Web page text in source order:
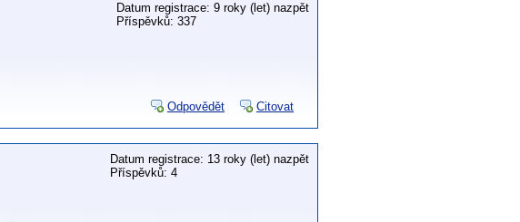
Datum registrace: 9 roky (let) nazpět
Příspěvků: 337
Odpovědět Citovat
Datum registrace: 13 roky (let) nazpět
Příspěvků: 4